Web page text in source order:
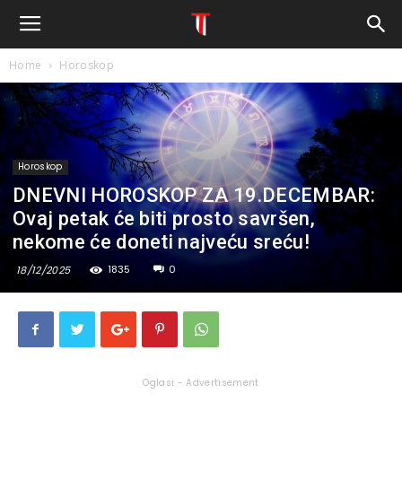
Home Horoskop
Horoskop
DNEVNI HOROSKOP ZA 19.DECEMBAR:
Ovaj petak će biti prosto savršen,
nekome će doneti najveću sreću!
18/12/2025 1835 0
Oglasi - Advertisement